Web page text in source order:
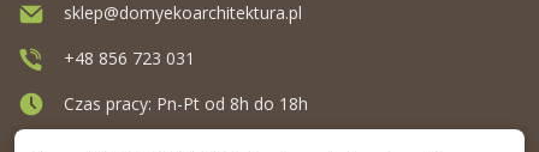
sklep@domyekoarchitektura.pl
+48 856 723 031
Czas pracy: Pn-Pt od 8h do 18h